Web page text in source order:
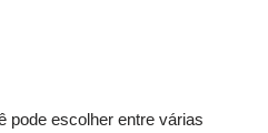
pode escolher entre várias